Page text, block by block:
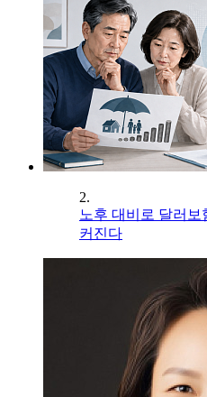
2.
노후 대비로 달러보
커진다